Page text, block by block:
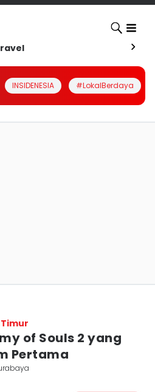
INSIDENESIA #LokalBerdaya
of Souls 2 yang
Pertama